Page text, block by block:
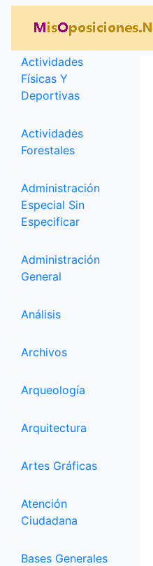
Categorías
Actividades
Físicas Y
Deportivas
Actividades
Forestales
Administración
Especial Sin
Especificar
Administración
General
Análisis
Archivos
Arqueología
Arquitectura
Artes Gráficas
Atención
Ciudadana
Bases Generales